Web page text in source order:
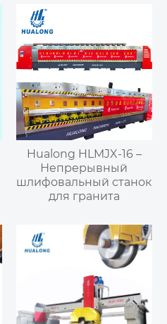
Hualong HLMJX-16 –
Непрерывный
шлифовальный станок
для гранита